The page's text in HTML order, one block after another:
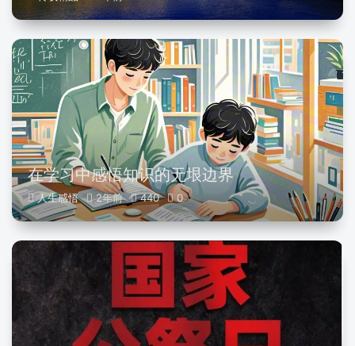
在学习中感悟知识的无垠边界
人生感悟 2年前 440 0